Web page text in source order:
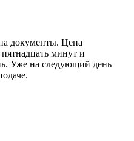
документы. Цена
минут и
Уже на следующий день